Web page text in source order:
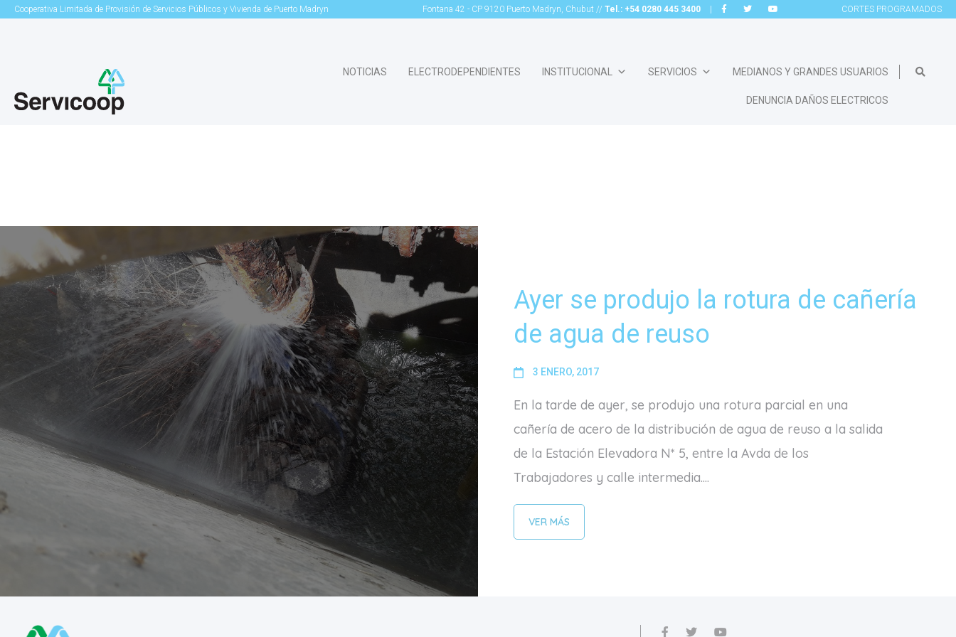
Cooperativa Limitada de Provisión de Servicios Públicos y Vivienda de Puerto Madryn Fontana 42 - CP 9120 Puerto Madryn, Chubut // Tel.: +54 0280 445 3400 CORTES PROGRAMADOS
NOTICIAS ELECTRODEPENDIENTES INSTITUCIONAL SERVICIOS MEDIANOS Y GRANDES USUARIOS
DENUNCIA DAÑOS ELECTRICOS
Ayer se produjo la rotura de cañería
de agua de reuso
3 ENERO, 2017
En la tarde de ayer, se produjo una rotura parcial en una
cañería de acero de la distribución de agua de reuso a la salida
de la Estación Elevadora N* 5, entre la Avda de los
Trabajadores y calle intermedia....
VER MÁS